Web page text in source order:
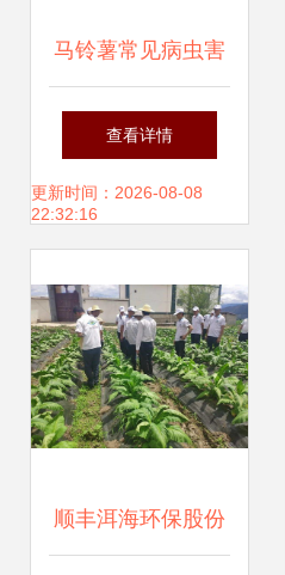
马铃薯常见病虫害
防治全攻略 掌握要
点综合防控，助力
查看详情
更新时间：2026-08-08
22:32:16
顺丰洱海环保股份